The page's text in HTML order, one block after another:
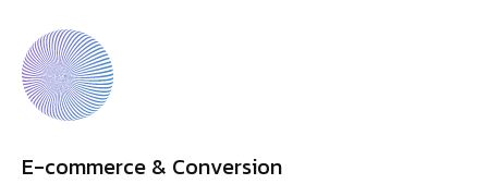
E-commerce & Conversion